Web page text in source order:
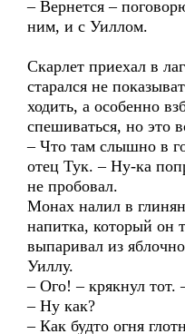
– Вернется –
ним, и с Уиллом.
Скарлет приехал в
старался не
ходить, а особенно
спешиваться, но это
– Что там слышно в
отец Тук. – Ну-ка
не пробовал.
Монах налил в
напитка, который он
выпаривал из
Уиллу.
– Ого! – крякнул тот.
– Ну как?
– Как будто огня